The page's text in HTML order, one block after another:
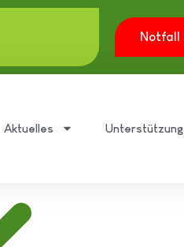
Notfall
Aktuelles Unterstützung